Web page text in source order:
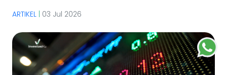
ARTIKEL | 03 Jul 2026